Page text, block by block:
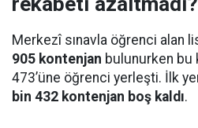
Merkezî sınavla öğrenci alan
905 kontenjan bulunurken bu
473’üne öğrenci yerleşti. İlk
bin 432 kontenjan boş kaldı.